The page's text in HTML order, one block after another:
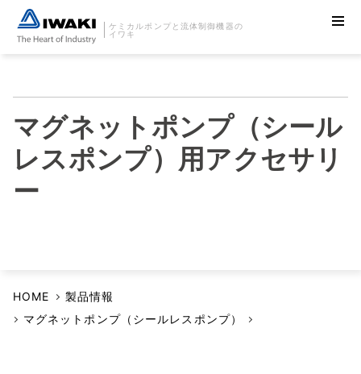
ケミカルポンプと流体制御機器の
イワキ
マグネットポンプ（シール
レスポンプ）用アクセサリ
ー
HOME
製品情報
マグネットポンプ（シールレスポンプ）